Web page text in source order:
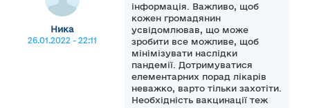
Ника
26.01.2022 - 22:11
інформація. Важливо, щоб
кожен громадянин
усвідомлював, що може
зробити все можливе, щоб
мінімізувати наслідки
пандемії. Дотримуватися
елементарних порад лікарів
неважко, варто тільки захотіти.
Необхідність вакцинації теж